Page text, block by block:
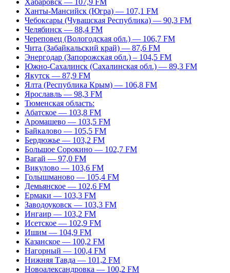
Хабаровск — 107,9 FM
Ханты-Мансийск (Югра) — 107,1 FM
Чебоксары (Чувашская Республика) — 90,3 FM
Челябинск — 88,4 FM
Череповец (Вологодская обл.) — 106,7 FM
Чита (Забайкальский край) — 87,6 FM
Энергодар (Запорожская обл.) – 104,5 FM
Южно-Сахалинск (Сахалинская обл.) — 89,3 FM
Якутск — 87,9 FM
Ялта (Республика Крым) — 106,8 FM
Ярославль — 98,3 FM
Тюменская область:
Абатское — 103,8 FM
Аромашево — 103,5 FM
Байкалово — 105,5 FM
Бердюжье — 103,2 FM
Большое Сорокино — 102,7 FM
Вагай — 97,0 FM
Викулово — 103,6 FM
Голышманово — 105,4 FM
Демьянское — 102,6 FM
Ермаки — 103,3 FM
Заводоуковск — 103,3 FM
Ингаир — 103,2 FM
Исетское — 102,9 FM
Ишим — 104,9 FM
Казанское — 100,2 FM
Нагорный — 100,4 FM
Нижняя Тавда — 101,2 FM
Новоалександровка — 100,2 FM